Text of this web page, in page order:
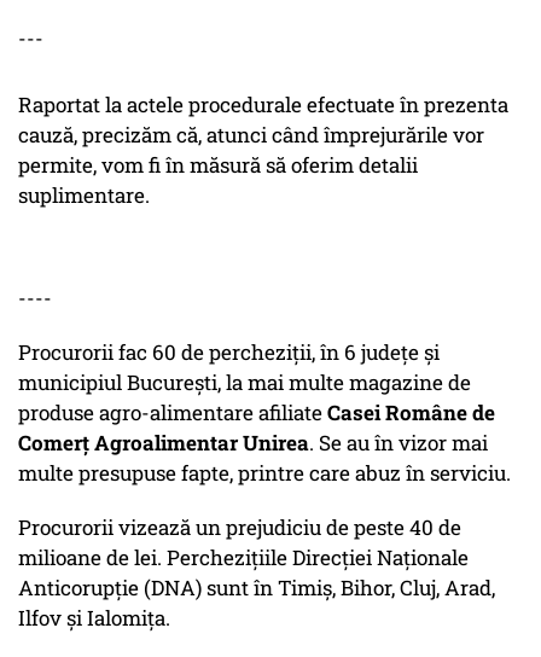
---
Raportat la actele procedurale efectuate în prezenta
cauză, precizăm că, atunci când împrejurările vor
permite, vom fi în măsură să oferim detalii
suplimentare.
----
Procurorii fac 60 de percheziții, în 6 județe și
municipiul București, la mai multe magazine de
produse agro-alimentare afiliateCasei Române de
Comerț Agroalimentar Unirea. Se au în vizor mai
multe presupuse fapte, printre care abuz în serviciu.
Procurorii vizează un prejudiciu de peste 40 de
milioane de lei. Perchezițiile Direcției Naționale
Anticorupție (DNA) sunt în Timiș, Bihor, Cluj, Arad,
Ilfov și Ialomița.